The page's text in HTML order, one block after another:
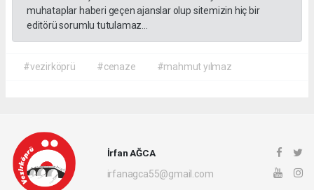
muhataplar haberi geçen ajanslar olup sitemizin hiç bir
editörü sorumlu tutulamaz...
#vezirköprü #cenaze #mahmut yılmaz
İrfan AĞCA
irfanagca55@gmail.com